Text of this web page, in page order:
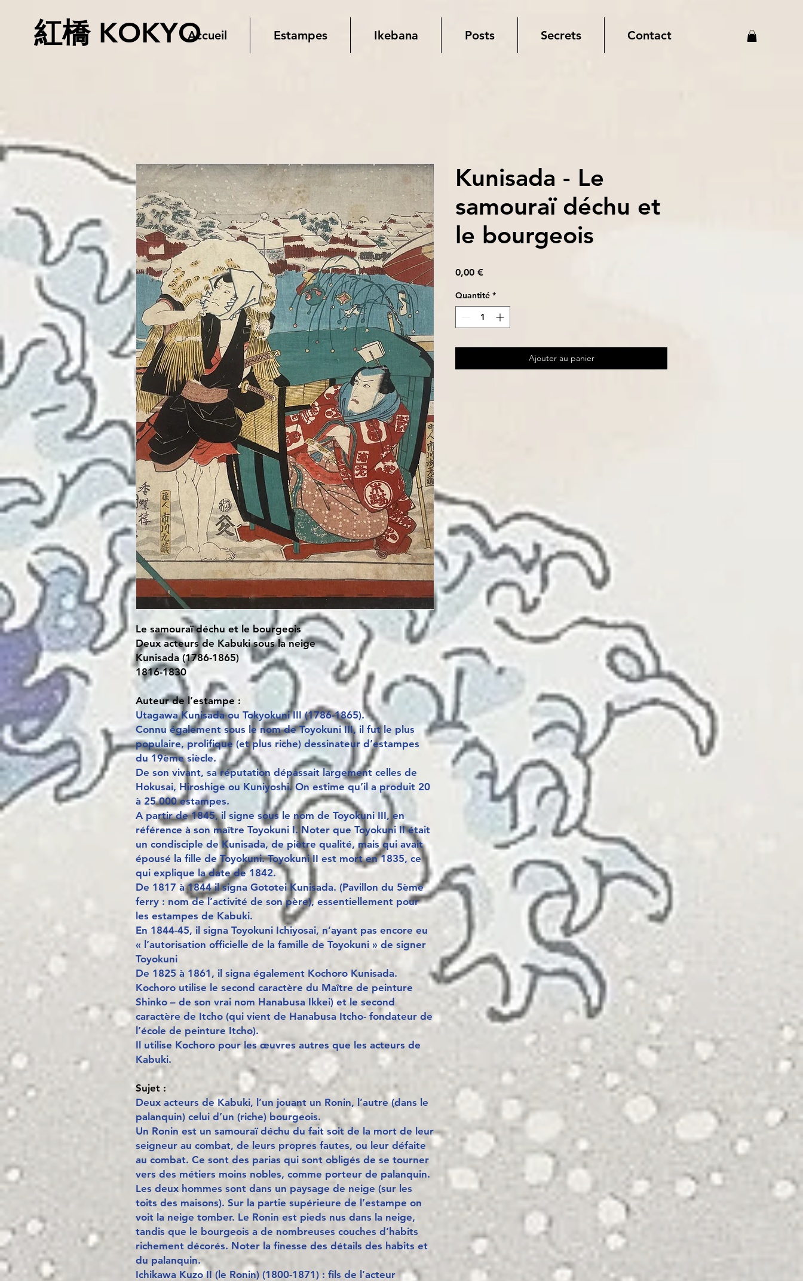
紅橋 KOKYOAccueil Estampes Ikebana Posts Secrets Contact
Le samouraï déchu et le bourgeois
Deux acteurs de Kabuki sous la neige
Kunisada (1786-1865)
1816-1830
Auteur de l’estampe :
Utagawa Kunisada ou Tokyokuni III (1786-1865).
Connu également sous le nom de Toyokuni III, il fut le plus
populaire, prolifique (et plus riche) dessinateur d’estampes
du 19ème siècle.
De son vivant, sa réputation dépassait largement celles de
Hokusai, Hiroshige ou Kuniyoshi. On estime qu’il a produit 20
à 25 000 estampes.
A partir de 1845, il signe sous le nom de Toyokuni III, en
référence à son maître Toyokuni I. Noter que Toyokuni II était
un condisciple de Kunisada, de piètre qualité, mais qui avait
épousé la fille de Toyokuni. Toyokuni II est mort en 1835, ce
qui explique la date de 1842.
De 1817 à 1844 il signa Gototei Kunisada. (Pavillon du 5ème
ferry : nom de l’activité de son père), essentiellement pour
les estampes de Kabuki.
En 1844-45, il signa Toyokuni Ichiyosai, n’ayant pas encore eu
« l’autorisation officielle de la famille de Toyokuni » de signer
Toyokuni
De 1825 à 1861, il signa également Kochoro Kunisada.
Kochoro utilise le second caractère du Maître de peinture
Shinko – de son vrai nom Hanabusa Ikkei) et le second
caractère de Itcho (qui vient de Hanabusa Itcho- fondateur de
l’école de peinture Itcho).
Il utilise Kochoro pour les œuvres autres que les acteurs de
Kabuki.
Sujet :
Deux acteurs de Kabuki, l’un jouant un Ronin, l’autre (dans le
palanquin) celui d’un (riche) bourgeois.
Un Ronin est un samouraï déchu du fait soit de la mort de leur
seigneur au combat, de leurs propres fautes, ou leur défaite
au combat. Ce sont des parias qui sont obligés de se tourner
vers des métiers moins nobles, comme porteur de palanquin.
Les deux hommes sont dans un paysage de neige (sur les
toits des maisons). Sur la partie supérieure de l’estampe on
voit la neige tomber. Le Ronin est pieds nus dans la neige,
tandis que le bourgeois a de nombreuses couches d’habits
richement décorés. Noter la finesse des détails des habits et
du palanquin.
Ichikawa Kuzo II (le Ronin) (1800-1871) : fils de l’acteur
Kunisada - Le
samouraï déchu et
le bourgeois
0,00 €Prix
Quantité *
Ajouter au panier